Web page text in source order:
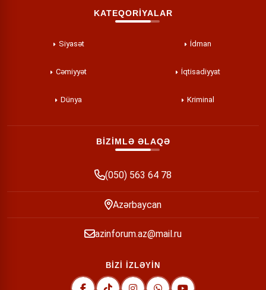
KATEQORİYALAR
Siyasət İdman
Cəmiyyət İqtisadiyyat
Dünya Kriminal
BİZİMLƏ ƏLAQƏ
(050) 563 64 78
Azərbaycan
azinforum.az@mail.ru
BİZİ İZLƏYİN